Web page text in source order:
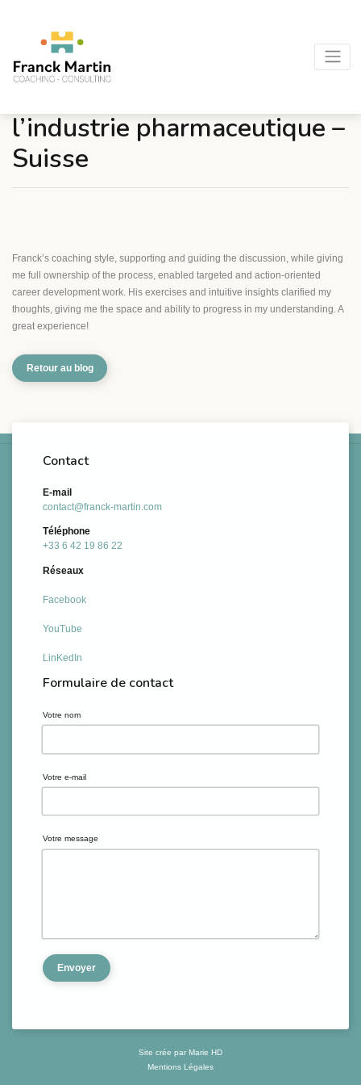
l’industrie pharmaceutique –
Suisse
Franck’s coaching style, supporting and guiding the discussion, while giving
me full ownership of the process, enabled targeted and action-oriented
career development work. His exercises and intuitive insights clarified my
thoughts, giving me the space and ability to progress in my understanding. A
great experience!
Retour au blog
Contact
E-mail
contact@franck-martin.com
Téléphone
+33 6 42 19 86 22
Réseaux
Facebook
YouTube
LinKedIn
Formulaire de contact
Votre nom
Votre e-mail
Votre message
Envoyer
Site crée par Marie HD
Mentions Légales